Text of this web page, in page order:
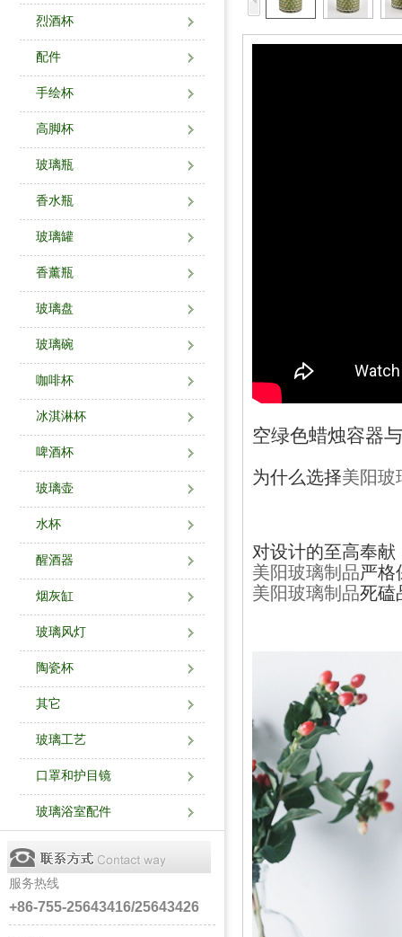
烈酒杯
配件
手绘杯
高脚杯
玻璃瓶
香水瓶
玻璃罐
香薰瓶
玻璃盘
玻璃碗
咖啡杯
冰淇淋杯
啤酒杯
玻璃壶
水杯
醒酒器
烟灰缸
玻璃风灯
陶瓷杯
其它
玻璃工艺
口罩和护目镜
玻璃浴室配件
服务热线
+86-755-25643416/25643426
空绿色蜡烛容器
为什么选择美阳玻
对设计的至高奉
美阳玻璃制品严格
美阳玻璃制品死磕